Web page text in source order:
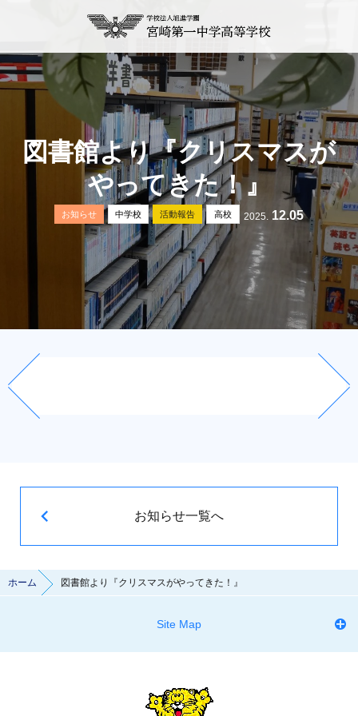
図書館より『クリスマスが
やってきた！』
お知らせ 中学校 活動報告 高校 2025. 12.05
お知らせ一覧へ
ホーム 図書館より『クリスマスがやってきた！』
Site Map